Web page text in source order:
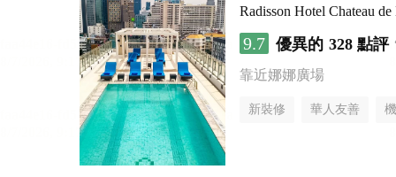
Radisson Hotel Chateau
9.7 優異的 328 點評
靠近娜娜廣場
新裝修 華人友善